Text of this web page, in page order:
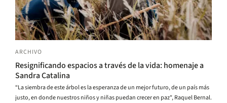
ARCHIVO
Resignificando espacios a través de la vida: homenaje a
Sandra Catalina
“La siembra de este árbol es la esperanza de un mejor futuro, de un país más
justo, en donde nuestros niños y niñas puedan crecer en paz", Raquel Bernal.